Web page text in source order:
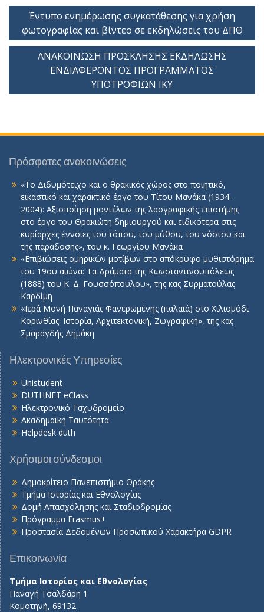
Πλοήγηση
άρθρων
Έντυπο ενημέρωσης συγκατάθεσης για χρήση
φωτογραφίας και βίντεο σε εκδηλώσεις του ΔΠΘ
ΑΝΑΚΟΙΝΩΣΗ ΠΡΟΣΚΛΗΣΗΣ ΕΚΔΗΛΩΣΗΣ
ΕΝΔΙΑΦΕΡΟΝΤΟΣ ΠΡΟΓΡΑΜΜΑΤΟΣ
ΥΠΟΤΡΟΦΙΩΝ ΙΚΥ
Πρόσφατες ανακοινώσεις
«Το Διδυμότειχο και ο θρακικός χώρος στο ποιητικό,
εικαστικό και χαρακτικό έργο του Τίτου Μανάκα (1934-
2004): Αξιοποίηση μοντέλων της λαογραφικής επιστήμης
στο έργο του Θρακιώτη δημιουργού και ειδικότερα στις
κυρίαρχες έννοιες του τόπου, του μύθου, του νόστου και
της παράδοσης», του κ. Γεωργίου Μανάκα
«Επιβιώσεις ομηρικών μοτίβων στο απόκρυφο μυθιστόρημα
του 19ου αιώνα: Τα Δράματα της Κωνσταντινουπόλεως
(1888) του Κ. Δ. Γουσσόπουλου», της κας Συρματούλας
Καρδίμη
«Ιερά Μονή Παναγιάς Φανερωμένης (παλαιά) στο Χιλιομόδι
Κορινθίας: Ιστορία, Αρχιτεκτονική, Ζωγραφική», της κας
Σμαραγδής Δημάκη
Ηλεκτρονικές Υπηρεσίες
Unistudent
DUTHNET eClass
Ηλεκτρονικό Ταχυδρομείο
Ακαδημαϊκή Ταυτότητα
Helpdesk duth
Χρήσιμοι σύνδεσμοι
Δημοκρίτειο Πανεπιστήμιο Θράκης
Τμήμα Ιστορίας και Εθνολογίας
Δομή Απασχόλησης και Σταδιοδρομίας
Πρόγραμμα Erasmus+
Προστασία Δεδομένων Προσωπικού Χαρακτήρα GDPR
Επικοινωνία
Τμήμα Ιστορίας και Εθνολογίας
Παναγή Τσαλδάρη 1
Κομοτηνή, 69132